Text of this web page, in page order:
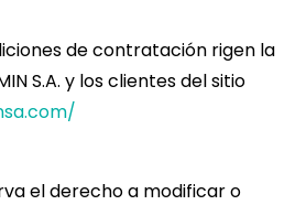
de contratación rigen la
S.A. y los clientes del sitio
el derecho a modificar o